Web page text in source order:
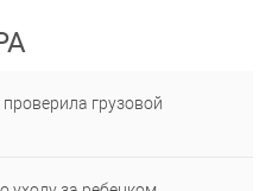
грузовой